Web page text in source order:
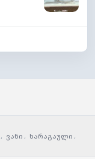
, ვანი , ხარაგაული ,